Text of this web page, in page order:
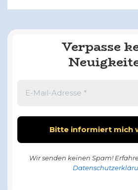
Verpasse
Wir senden keinen Spam!